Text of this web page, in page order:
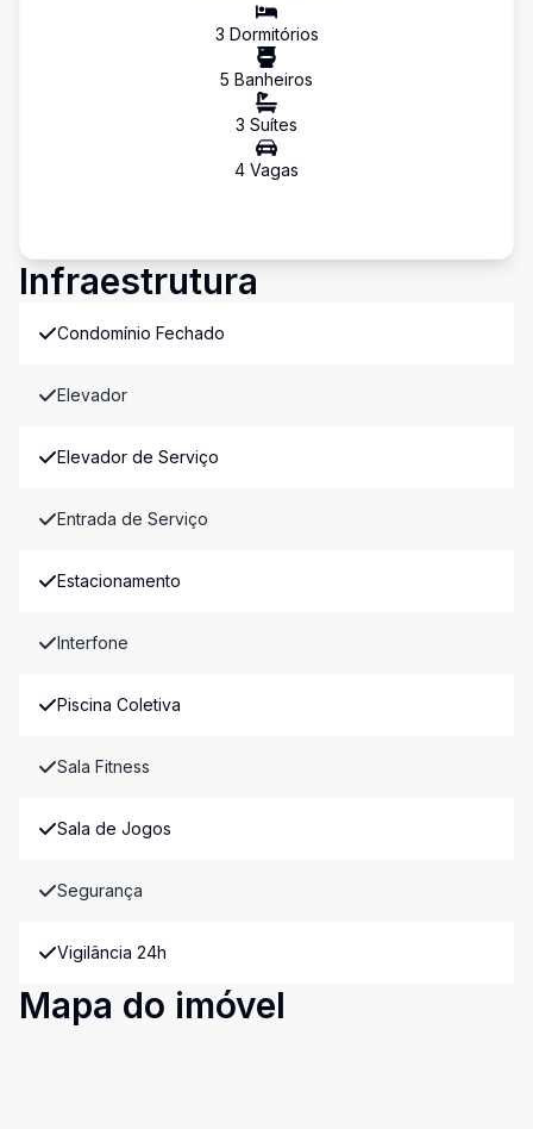
3 Dormitórios
5 Banheiros
3 Suítes
4 Vagas
Infraestrutura
Condomínio Fechado
Elevador
Elevador de Serviço
Entrada de Serviço
Estacionamento
Interfone
Piscina Coletiva
Sala Fitness
Sala de Jogos
Segurança
Vigilância 24h
Mapa do imóvel